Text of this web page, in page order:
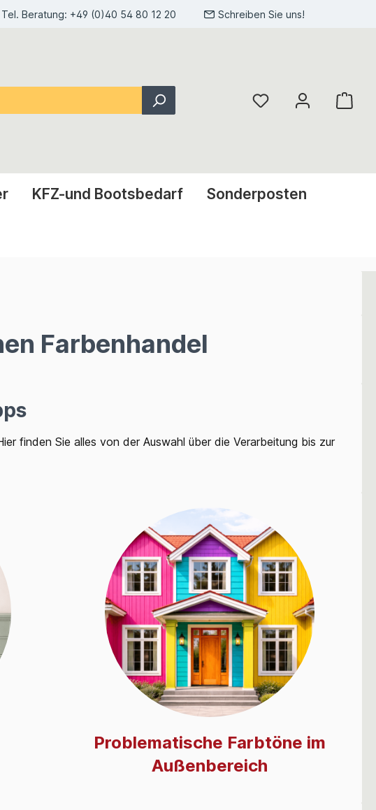
Tel. Beratung: +49 (0)40 54 80 12 20 Schreiben Sie uns!
KFZ-und Bootsbedarf Sonderposten
Farbenhandel
finden Sie alles von der Auswahl über die Verarbeitung bis zur
Problematische Farbtöne im
Außenbereich